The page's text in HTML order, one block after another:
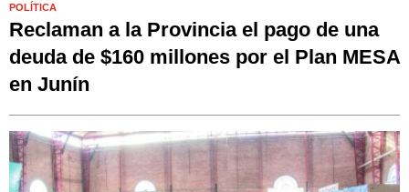
POLÍTICA
Reclaman a la Provincia el pago de una
deuda de $160 millones por el Plan MESA
en Junín